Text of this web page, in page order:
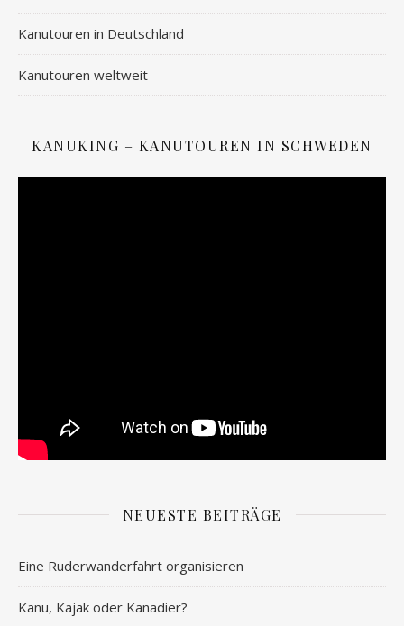
Kanutouren in Deutschland
Kanutouren weltweit
KANUKING – KANUTOUREN IN SCHWEDEN
NEUESTE BEITRÄGE
Eine Ruderwanderfahrt organisieren
Kanu, Kajak oder Kanadier?